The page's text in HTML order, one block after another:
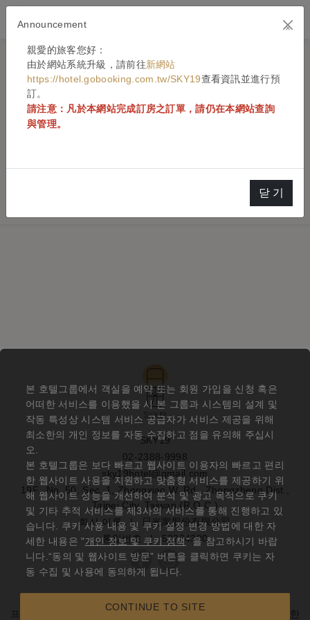
SKY19
02-2388-9998
sky19hotel@gmail.com
19F., No. 50, Sec. 1, Zhongxiao W. Rd., Zhongzheng Dist.,
Taipei City, Taiwan (R.O.C.)
회사 이름
|
日光寓股份有限公司
통일번호
| 52234330
프라이버시 성명 및 쿠키 정책 | Powered by YOTOR 정보 유한
Announcement ×
親愛的旅客您好：
由於網站系統升級，請前往新網站
https://hotel.gobooking.com.tw/SKY19查看資訊並進行預
訂。
請注意：凡於本網站完成訂房之訂單，請仍在本網站查詢
與管理。
닫 기
본 호텔그룹에서 객실을 예약 또는 회원 가입을 신청 혹은
어떠한 서비스를 이용했을 시 본 그룹과 시스템의 설계 및
작동 특성상 시스템 서비스 공급자가 서비스 제공을 위해
최소한의 개인 정보를 자동 수집하고 점을 유의해 주십시
오.
본 호텔그룹은 보다 빠르고 웹사이트 이용자의 빠르고 편리
한 웹사이트 사용을 지원하고 맞춤형 서비스를 제공하기 위
해 웹사이트 성능을 개선하여 분석 및 광고 목적으로 쿠키
및 기타 추적 서비스를 제3사의 서비스를 통해 진행하고 있
습니다. 쿠키 사용 내용 및 쿠키 설정 변경 방법에 대한 자
세한 내용은 "개인 정보 및 쿠키 정책" 을 참고하시기 바랍
니다.“동의 및 웹사이트 방문” 버튼을 클릭하면 쿠키는 자
동 수집 및 사용에 동의하게 됩니다.
CONTINUE TO SITE